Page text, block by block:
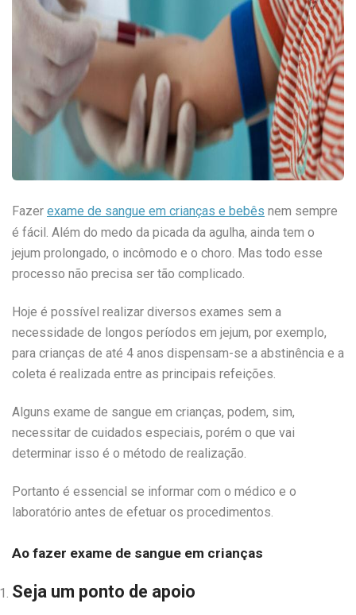
Fazer exame de sangue em crianças e bebês nem sempre
é fácil. Além do medo da picada da agulha, ainda tem o
jejum prolongado, o incômodo e o choro. Mas todo esse
processo não precisa ser tão complicado.
Hoje é possível realizar diversos exames sem a
necessidade de longos períodos em jejum, por exemplo,
para crianças de até 4 anos dispensam-se a abstinência e a
coleta é realizada entre as principais refeições.
Alguns exame de sangue em crianças, podem, sim,
necessitar de cuidados especiais, porém o que vai
determinar isso é o método de realização.
Portanto é essencial se informar com o médico e o
laboratório antes de efetuar os procedimentos.
Ao fazer exame de sangue em crianças
Seja um ponto de apoio